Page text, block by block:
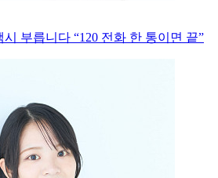
시 부릅니다 “120 전화 한 통이면 끝”